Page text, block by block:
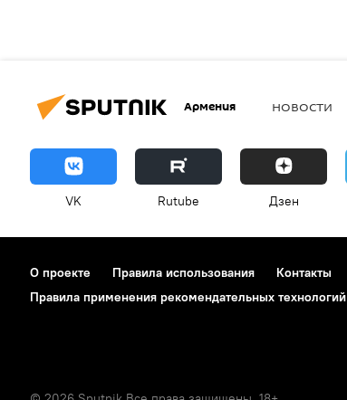
Армения НОВОСТИ
VK Rutube Дзен
О проекте Правила использования Контакты
Правила применения рекомендательных технологий